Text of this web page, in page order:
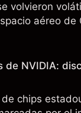
volvieron
aéreo
no es un
de NVIDIA:
chips